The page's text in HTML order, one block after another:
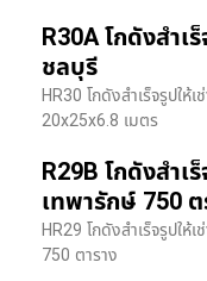
R30A โกดังสำเ
ชลบุรี
HR30 โกดังสำเร็จรูปใ
20x25x6.8 เมตร
R29B โกดังสำเ
เทพารักษ์ 750
HR29 โกดังสำเร็จรูปใ
750 ตาราง